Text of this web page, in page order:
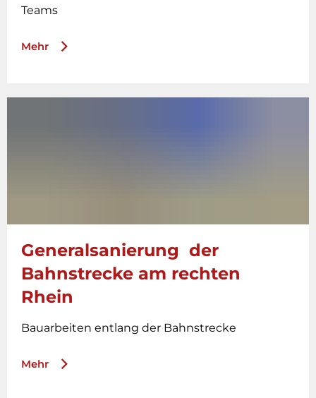
Teams
Mehr
Generalsanierung der
Bahnstrecke am rechten
Rhein
Bauarbeiten entlang der Bahnstrecke
Mehr